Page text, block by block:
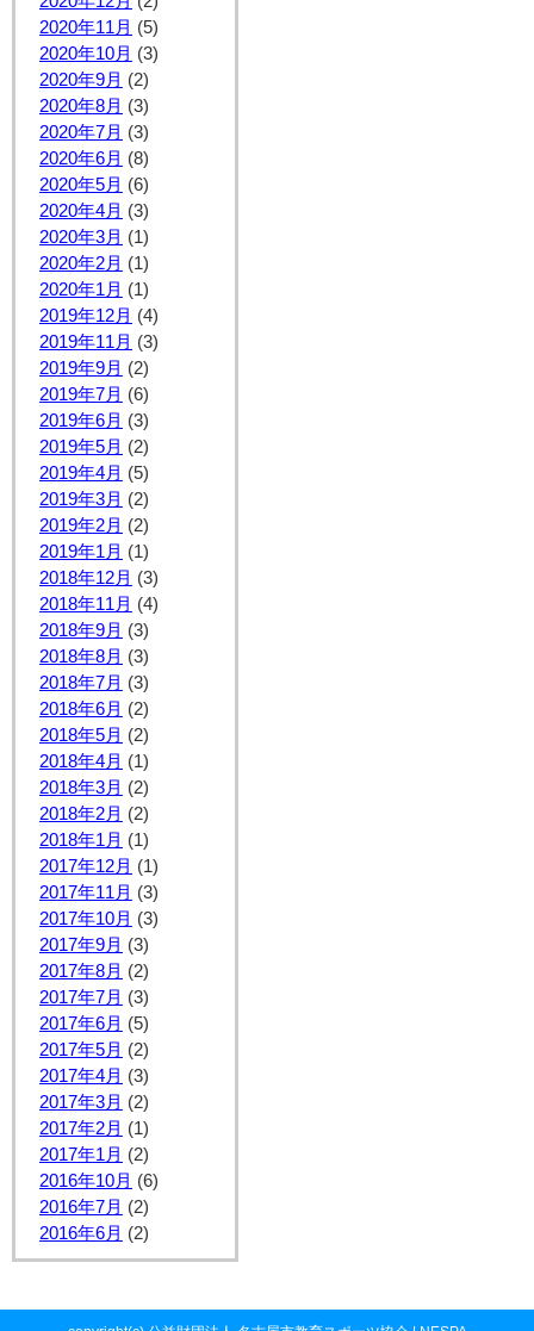
2020年11月 (5)
2020年10月 (3)
2020年9月 (2)
2020年8月 (3)
2020年7月 (3)
2020年6月 (8)
2020年5月 (6)
2020年4月 (3)
2020年3月 (1)
2020年2月 (1)
2020年1月 (1)
2019年12月 (4)
2019年11月 (3)
2019年9月 (2)
2019年7月 (6)
2019年6月 (3)
2019年5月 (2)
2019年4月 (5)
2019年3月 (2)
2019年2月 (2)
2019年1月 (1)
2018年12月 (3)
2018年11月 (4)
2018年9月 (3)
2018年8月 (3)
2018年7月 (3)
2018年6月 (2)
2018年5月 (2)
2018年4月 (1)
2018年3月 (2)
2018年2月 (2)
2018年1月 (1)
2017年12月 (1)
2017年11月 (3)
2017年10月 (3)
2017年9月 (3)
2017年8月 (2)
2017年7月 (3)
2017年6月 (5)
2017年5月 (2)
2017年4月 (3)
2017年3月 (2)
2017年2月 (1)
2017年1月 (2)
2016年10月 (6)
2016年7月 (2)
2016年6月 (2)